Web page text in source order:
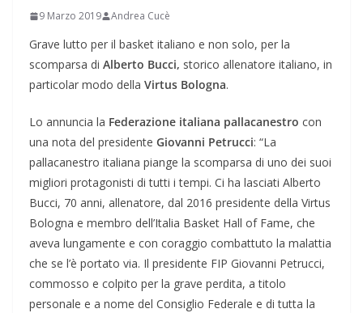
9 Marzo 2019 Andrea Cucè
Grave lutto per il basket italiano e non solo, per la
scomparsa di Alberto Bucci, storico allenatore italiano, in
particolar modo della Virtus Bologna.
Lo annuncia la Federazione italiana pallacanestro con
una nota del presidente Giovanni Petrucci: “La
pallacanestro italiana piange la scomparsa di uno dei suoi
migliori protagonisti di tutti i tempi. Ci ha lasciati Alberto
Bucci, 70 anni, allenatore, dal 2016 presidente della Virtus
Bologna e membro dell’Italia Basket Hall of Fame, che
aveva lungamente e con coraggio combattuto la malattia
che se l’è portato via. Il presidente FIP Giovanni Petrucci,
commosso e colpito per la grave perdita, a titolo
personale e a nome del Consiglio Federale e di tutta la